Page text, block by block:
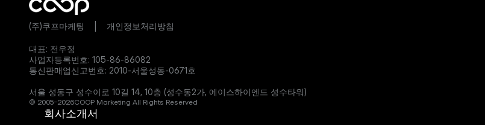
(주)쿠프마케팅    | 개인정보처리방침
대표: 전우정
사업자등록번호: 105-86-86082
통신판매업신고번호: 2010-서울성동-0671호
서울 성동구 성수이로 10길 14, 10층 (성수동2가, 에이스하이엔드 성수타워)
© 2005–2026COOP Marketing All Rights Reserved
회사소개서